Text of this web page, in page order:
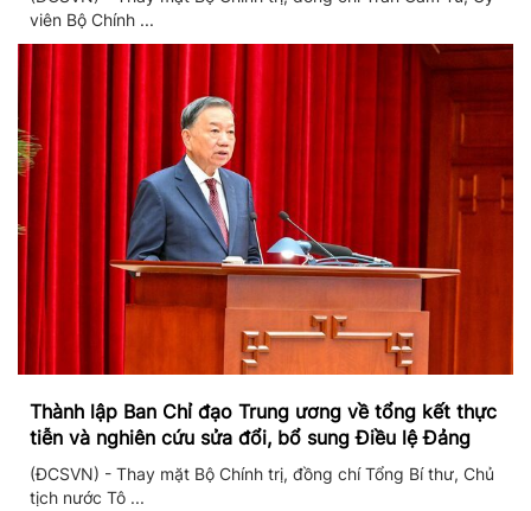
viên Bộ Chính ...
Thành lập Ban Chỉ đạo Trung ương về tổng kết thực
tiễn và nghiên cứu sửa đổi, bổ sung Điều lệ Đảng
(ĐCSVN) - Thay mặt Bộ Chính trị, đồng chí Tổng Bí thư, Chủ
tịch nước Tô ...